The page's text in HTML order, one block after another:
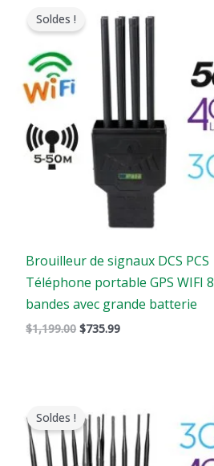
Soldes !
Brouilleur de signaux DCS PCS
Téléphone portable GPS WIFI 8
bandes avec grande batterie
$1,199.00
original
était
$1,199.00.
$735.99
actuel
est
$735.99.
Soldes ! original
était
actuel
est
: